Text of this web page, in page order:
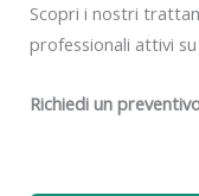
Scopri i nostri
professionali attivi
Richiedi un